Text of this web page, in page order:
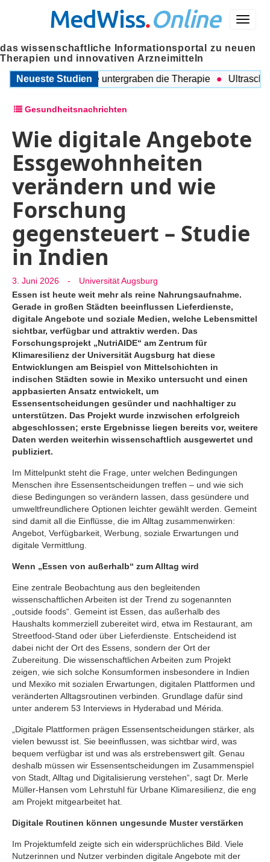
Menü
MedWiss.Online
das wissenschaftliche Informationsportal zu neuen
Therapien und innovativen Arzneimitteln
Neueste Studien
Probleme untergraben die Therapie Ultraschall
Gesundheitsnachrichten
Wie digitale Angebote
Essgewohnheiten
verändern und wie
Forschung
gegensteuert – Studie
in Indien
3. Juni 2026 -
Universität Augsburg
Essen ist heute weit mehr als reine Nahrungsaufnahme.
Gerade in großen Städten beeinflussen Lieferdienste,
digitale Angebote und soziale Medien, welche Lebensmittel
sichtbar, verfügbar und attraktiv werden. Das
Forschungsprojekt „NutriAIDE“ am Zentrum für
Klimaresilienz der Universität Augsburg hat diese
Entwicklungen am Beispiel von Mittelschichten in
indischen Städten sowie in Mexiko untersucht und einen
appbasierten Ansatz entwickelt, um
Essensentscheidungen gesünder und nachhaltiger zu
unterstützen. Das Projekt wurde inzwischen erfolgreich
abgeschlossen; erste Ergebnisse liegen bereits vor, weitere
Daten werden weiterhin wissenschaftlich ausgewertet und
publiziert.
Im Mittelpunkt steht die Frage, unter welchen Bedingungen
Menschen ihre Essensentscheidungen treffen – und wie sich
diese Bedingungen so verändern lassen, dass gesündere und
umweltfreundlichere Optionen leichter gewählt werden. Gemeint
sind damit all die Einflüsse, die im Alltag zusammenwirken:
Angebot, Verfügbarkeit, Werbung, soziale Erwartungen und
digitale Vermittlung.
Wenn „Essen von außerhalb“ zum Alltag wird
Eine zentrale Beobachtung aus den begleitenden
wissenschaftlichen Arbeiten ist der Trend zu sogenannten
„outside foods“. Gemeint ist Essen, das außerhalb des
Haushalts kommerziell zubereitet wird, etwa im Restaurant, am
Streetfood-Stand oder über Lieferdienste. Entscheidend ist
dabei nicht der Ort des Essens, sondern der Ort der
Zubereitung. Die wissenschaftlichen Arbeiten zum Projekt
zeigen, wie sich solche Konsumformen insbesondere in Indien
und Mexiko mit sozialen Erwartungen, digitalen Plattformen und
veränderten Alltagsroutinen verbinden. Grundlage dafür sind
unter anderem 53 Interviews in Hyderabad und Mérida.
„Digitale Plattformen prägen Essensentscheidungen stärker, als
vielen bewusst ist. Sie beeinflussen, was sichtbar wird, was
bequem verfügbar ist und was als erstrebenswert gilt. Genau
deshalb müssen wir Essensentscheidungen im Zusammenspiel
von Stadt, Alltag und Digitalisierung verstehen“, sagt Dr. Merle
Müller-Hansen vom Lehrstuhl für Urbane Klimaresilienz, die eng
am Projekt mitgearbeitet hat.
Digitale Routinen können ungesunde Muster verstärken
Im Projektumfeld zeigte sich ein widersprüchliches Bild. Viele
Nutzerinnen und Nutzer verbinden digitale Angebote mit der